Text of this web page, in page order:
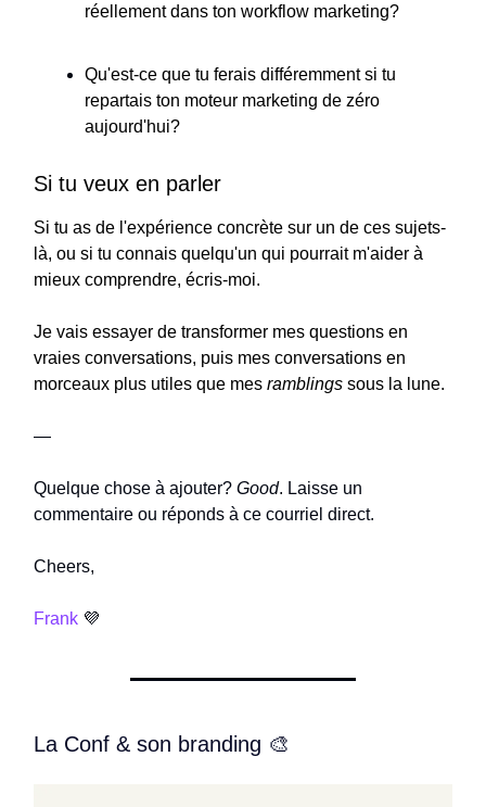
réellement dans ton workflow marketing?
Qu'est-ce que tu ferais différemment si tu
repartais ton moteur marketing de zéro
aujourd'hui?
Si tu veux en parler
Si tu as de l'expérience concrète sur un de ces sujets-
là, ou si tu connais quelqu'un qui pourrait m'aider à
mieux comprendre, écris-moi.
Je vais essayer de transformer mes questions en
vraies conversations, puis mes conversations en
morceaux plus utiles que mes ramblings sous la lune.
—
Quelque chose à ajouter? Good. Laisse un
commentaire ou réponds à ce courriel direct.
Cheers,
Frank 💜
La Conf & son branding 🎨